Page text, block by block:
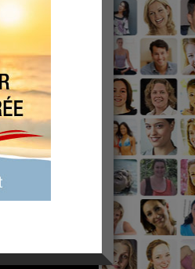
sa peau
PLUS